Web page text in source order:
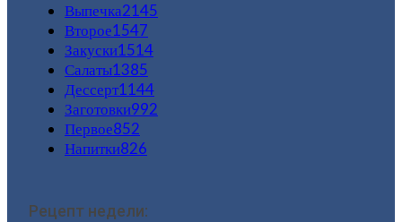
Выпечка2145
Второе1547
Закуски1514
Салаты1385
Дессерт1144
Заготовки992
Первое852
Напитки826
Рецепт недели: